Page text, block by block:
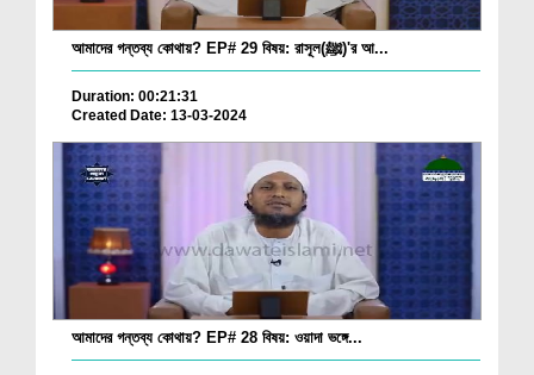
আমাদের গন্তব্য কোথায়? EP# 29 বিষয়: রাসূল(ﷺ)'র আ...
Duration: 00:21:31
Created Date: 13-03-2024
আমাদের গন্তব্য কোথায়? EP# 28 বিষয়: ওয়াদা ভঙ্গে...